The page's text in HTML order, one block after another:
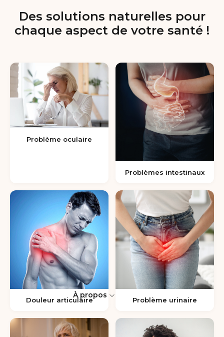
À propos
Des solutions naturelles pour
chaque aspect de votre santé !
Problème oculaire
Problèmes intestinaux
Douleur articulaire Problème urinaire